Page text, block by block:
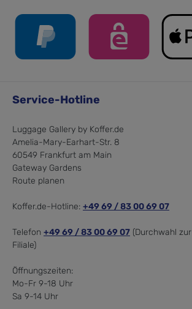
Service-Hotline
Luggage Gallery by Koffer.de
Amelia-Mary-Earhart-Str. 8
60549 Frankfurt am Main
Gateway Gardens
Route planen
Koffer.de-Hotline: +49 69 / 83 00 69 07
Telefon +49 69 / 83 00 69 07 (Durchwahl zur
Filiale)
Öffnungszeiten:
Mo-Fr 9-18 Uhr
Sa 9-14 Uhr